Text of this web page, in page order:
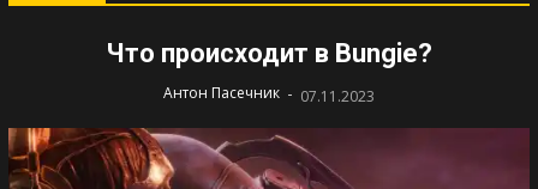
Что происходит в Bungie?
Антон Пасечник - 07.11.2023